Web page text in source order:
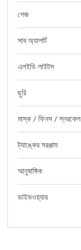
গেজ
সাব অ্যালার্ট
এলইডি লাইটস
ছুরি
মাস্ক / ফিনস / স্নরকেল
ট্যাঙ্কের সরঞ্জাম
আনুষাঙ্গিক
ডাইভওয়্যার